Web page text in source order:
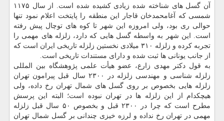
آن گسل های شناخته شده زیادی كشیده شده است. از سال ۱۱۷۵
شمسی كه آغامحمدخان قاجار این منطقه را پایتخت اعلام نمود تنها
حوالی ری بود، ولی امروزه این شهر تا كوه های توچال پیش رفته
است. این شهر به واسطه گسل هایی كه دارد، زلزله های مهمی را
تجربه كرده و زلزله ۳۱۰ میلادی نخستین زلزله تاریخی ایران است كه
از جانب یونانی ها ثبت شده و دارای مستندات تاریخی است.
به قول دكتر مهدی زارع، عضو هیأت علمی پژوهشگاه بین المللی
زلزله شناسی و مهندسی زلزله در ۲۳۰۰ سال قبل پیرامون تهران
زلزله هایی بخصوص بر روی گسل های شمال تهران رخ داده، ولی
هیچكدام از این زلزله ها در تهران نبوده است؛ البته این پرسش
مطرح است كه چرا در ۲۳۰۰ قبل و بخصوص ۵۰ سال قبل زلزله
مهمی در تهران رخ نداده و لرزه خیزی چندانی بر گسل شمال تهران